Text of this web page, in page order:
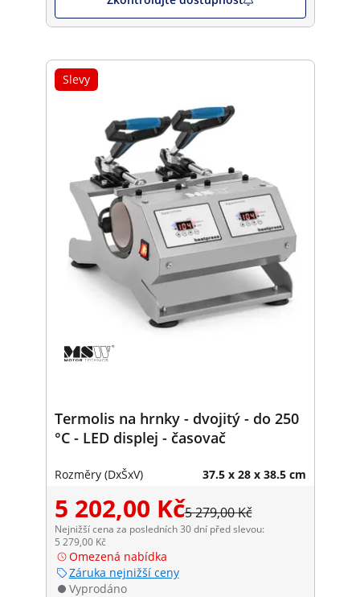
Slevy
Termolis na hrnky - dvojitý - do 250
°C - LED displej - časovač
Rozměry (DxŠxV) 37.5 x 28 x 38.5 cm
5 202,00 Kč5 279,00 Kč
Nejnižší cena za posledních 30 dní před slevou:
5 279,00 Kč
Omezená nabídka
Záruka nejnižší ceny
Vyprodáno